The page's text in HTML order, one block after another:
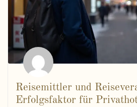
Reisemittler und
Erfolgsfaktor für